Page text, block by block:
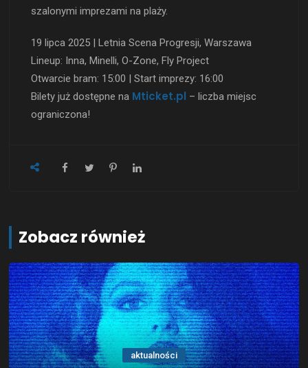
szalonymi imprezami na plaży.
19 lipca 2025 | Letnia Scena Progresji, Warszawa
Lineup: Inna, Minelli, O-Zone, Fly Project
Otwarcie bram: 15:00 | Start imprezy: 16:00
Bilety już dostępne na Mticket.pl – liczba miejsc
ograniczona!
Zobacz również
aktualności